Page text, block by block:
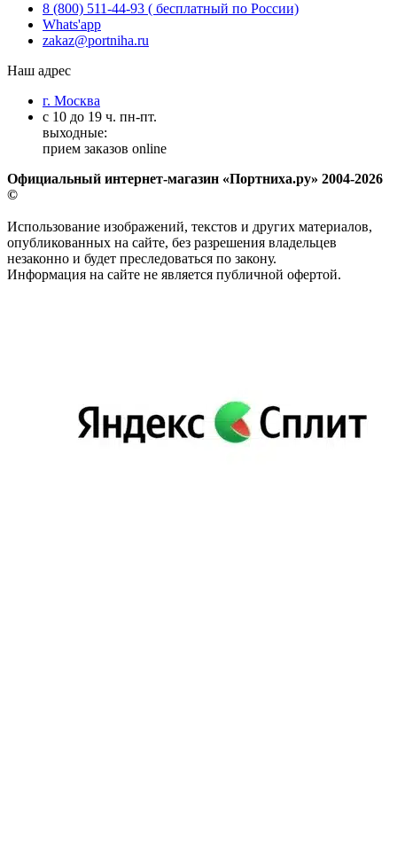
8 (800) 511-44-93 ( бесплатный по России)
Whats'app
zakaz@portniha.ru
Наш адрес
г. Москва
с 10 до 19 ч. пн-пт.
выходные:
прием заказов online
Официальный интернет-магазин «Портниха.ру» 2004-2026
©
Использование изображений, текстов и других материалов,
опубликованных на сайте, без разрешения владельцев
незаконно и будет преследоваться по закону.
Информация на сайте не является публичной офертой.